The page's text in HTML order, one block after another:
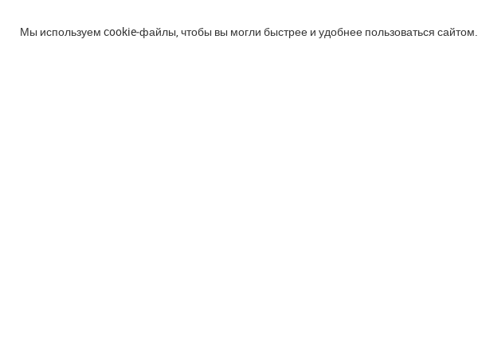
Мы используем cookie‑файлы, чтобы вы могли быстрее и удобнее пользоваться сайтом.